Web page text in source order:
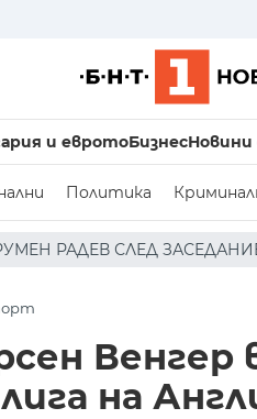
и евротоБизнес
Политика
НА СЪВЕТА ПО
Венгер
на